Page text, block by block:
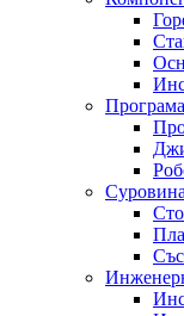
Програма
Суровина